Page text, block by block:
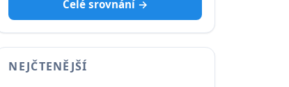
Celé srovnání →
NEJČTENĚJŠÍ